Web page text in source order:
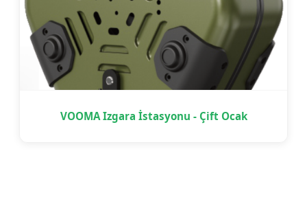
VOOMA Izgara İstasyonu - Çift Ocak